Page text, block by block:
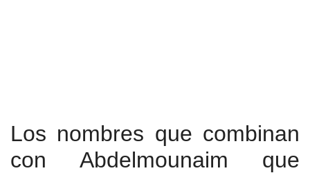
Los nombres que combinan
con Abdelmounaim que